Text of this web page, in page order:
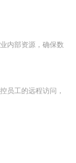
内部资源，确保数
员工的远程访问，